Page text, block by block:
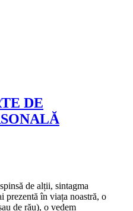
DE
de alții, sintagma
prezentă în viața noastră, o
de rău), o vedem